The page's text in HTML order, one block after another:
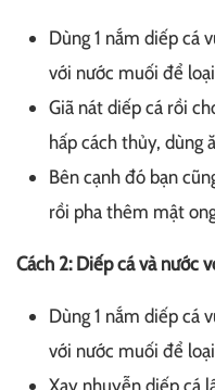
Dùng 1 nắm diếp cá
với nước muối để
Giã nát diếp cá rồi
hấp cách thủy, dùng
Bên cạnh đó bạn
rồi pha thêm mật
Cách 2: Diếp cá và nước
Dùng 1 nắm diếp cá
với nước muối để
Xay nhuyễn diếp cá